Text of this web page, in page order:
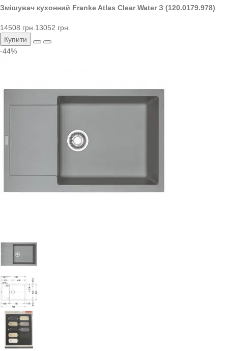
Змішувач кухонний Franke Atlas Clear Water З (120.0179.978)
14508 грн. 13052 грн.
Купити
-44%